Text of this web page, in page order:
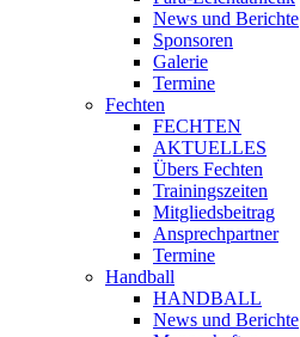
News und Berichte
Sponsoren
Galerie
Termine
Fechten
FECHTEN
AKTUELLES
Übers Fechten
Trainingszeiten
Mitgliedsbeitrag
Ansprechpartner
Termine
Handball
HANDBALL
News und Berichte